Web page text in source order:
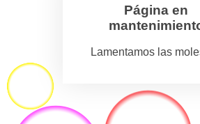
Página en
Lamentamos las